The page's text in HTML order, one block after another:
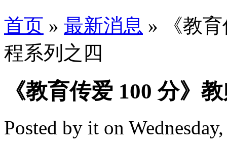
首页 » 最新消息 » 《教
程系列之四
《教育传爱 100 分》
Posted by it on